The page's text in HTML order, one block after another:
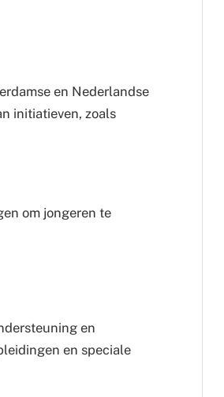
en Nederlandse
initiatieven, zoals
om jongeren te
en
en speciale